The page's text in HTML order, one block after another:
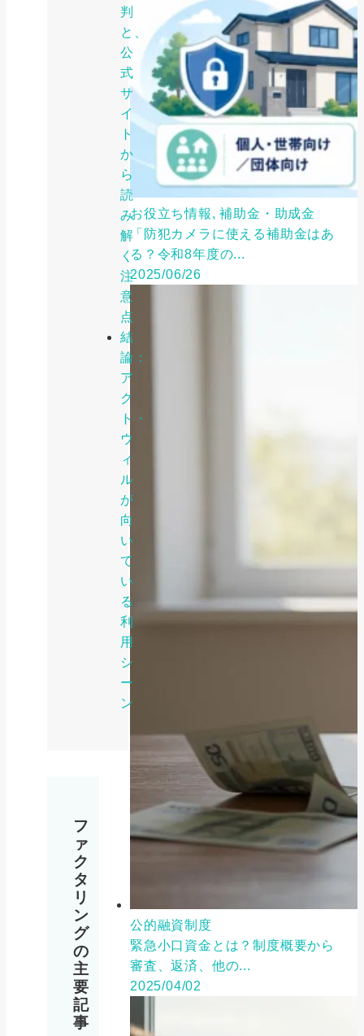
判
と、
公
式
サ
イ
ト
か
ら
読
み
解
く
注
意
点
結
論：
ア
ク
ト・
ウ
ィ
ル
が
向
い
て
い
る
利
用
シ
ー
ン
フ
ァ
ク
タ
リ
ン
グ
の
主
要
記
事
お役立ち情報, 補助金・助成金
「防犯カメラに使える補助金はあ
る？令和8年度の...
2025/06/26
公的融資制度
緊急小口資金とは？制度概要から
審査、返済、他の...
2025/04/02